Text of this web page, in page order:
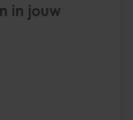
in jouw